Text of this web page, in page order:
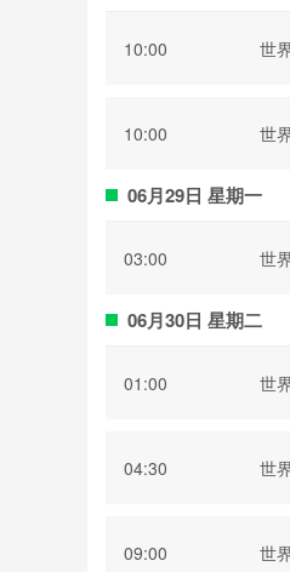
10:00 世
10:00 世
06月29日 星期一
03:00 世
06月30日 星期二
01:00 世
04:30 世
09:00 世